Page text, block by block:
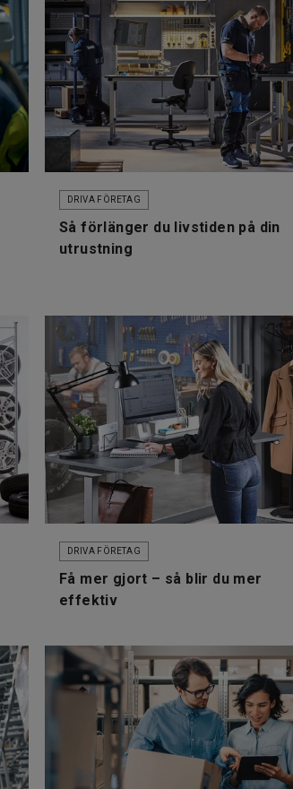
DRIVA FÖRETAG
Så förlänger du livstiden på din
utrustning
DRIVA FÖRETAG
Få mer gjort – så blir du mer
effektiv